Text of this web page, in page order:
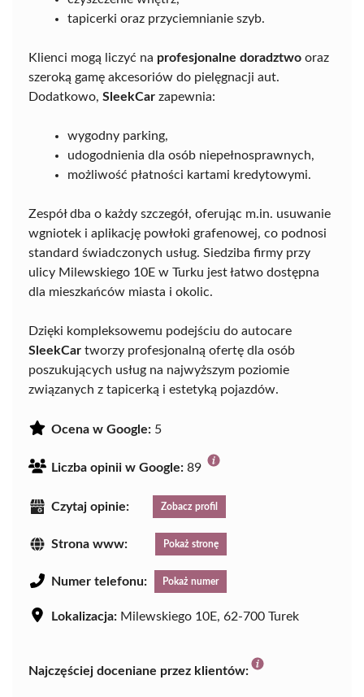
tapicerki oraz przyciemnianie szyb.
Klienci mogą liczyć na profesjonalne doradztwo oraz
szeroką gamę akcesoriów do pielęgnacji aut.
Dodatkowo, SleekCar zapewnia:
wygodny parking,
udogodnienia dla osób niepełnosprawnych,
możliwość płatności kartami kredytowymi.
Zespół dba o każdy szczegół, oferując m.in. usuwanie
wgniotek i aplikację powłoki grafenowej, co podnosi
standard świadczonych usług. Siedziba firmy przy
ulicy Milewskiego 10E w Turku jest łatwo dostępna
dla mieszkańców miasta i okolic.
Dzięki kompleksowemu podejściu do autocare
SleekCar tworzy profesjonalną ofertę dla osób
poszukujących usług na najwyższym poziomie
związanych z tapicerką i estetyką pojazdów.
Ocena w Google: 5
Liczba opinii w Google: 89
Czytaj opinie: Zobacz profil
Strona www: Pokaż stronę
Numer telefonu: Pokaż numer
Lokalizacja: Milewskiego 10E, 62-700 Turek
Najczęściej doceniane przez klientów: